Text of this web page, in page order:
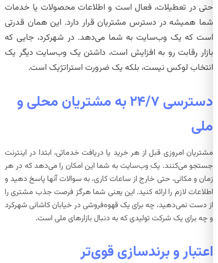
حتی در تعطیلات، فعال است و اطلاعات محصولات یا خدمات
شما همیشه در دسترس مشتریان قرار دارد. این همان قدرتی
است که یک وب‌سایت به شما می‌دهد. در شهرکرد، جایی که
بازار رقابت رو به افزایش است، داشتن یک وب‌سایت دیگر یک
انتخاب لوکس نیست، بلکه یک ضرورت استراتژیک است.
دسترسی ۲۴/۷ به مشتریان محلی و
ملی
مشتریان امروزی قبل از هر خرید یا دریافت خدماتی، ابتدا در اینترنت
جستجو می‌کنند. یک وب‌سایت به شما این امکان را می‌دهد که در هر
زمان و مکانی، حتی خارج از ساعات کاری، به سوالات آنها پاسخ دهید و
اطلاعات لازم را ارائه کنید. این یعنی شما هرگز فرصت جذب مشتری را
از دست نمی‌دهید، چه برای یک قهوه‌فروشی در خیابان کاشانی شهرکرد
و چه برای یک شرکت تولیدی که به دنبال بازارهای ملی است.
اعتبار و برندسازی قوی‌تر